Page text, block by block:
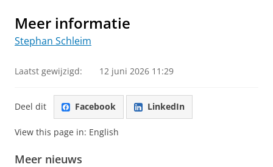
Meer informatie
Stephan Schleim
Laatst gewijzigd: 12 juni 2026 11:29
Deel dit Facebook LinkedIn
View this page in: English
Meer nieuws